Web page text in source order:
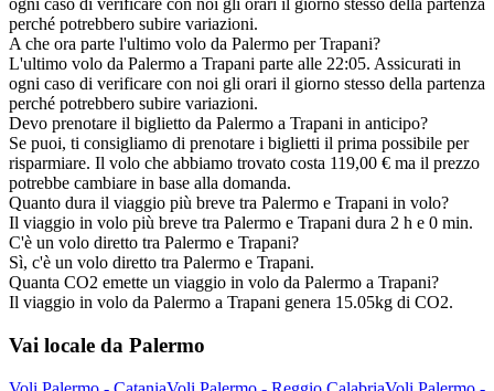
ogni caso di verificare con noi gli orari il giorno stesso della partenza
perché potrebbero subire variazioni.
A che ora parte l'ultimo volo da Palermo per Trapani?
L'ultimo volo da Palermo a Trapani parte alle 22:05. Assicurati in
ogni caso di verificare con noi gli orari il giorno stesso della partenza
perché potrebbero subire variazioni.
Devo prenotare il biglietto da Palermo a Trapani in anticipo?
Se puoi, ti consigliamo di prenotare i biglietti il prima possibile per
risparmiare. Il volo che abbiamo trovato costa 119,00 € ma il prezzo
potrebbe cambiare in base alla domanda.
Quanto dura il viaggio più breve tra Palermo e Trapani in volo?
Il viaggio in volo più breve tra Palermo e Trapani dura 2 h e 0 min.
C'è un volo diretto tra Palermo e Trapani?
Sì, c'è un volo diretto tra Palermo e Trapani.
Quanta CO2 emette un viaggio in volo da Palermo a Trapani?
Il viaggio in volo da Palermo a Trapani genera 15.05kg di CO2.
Vai locale da Palermo